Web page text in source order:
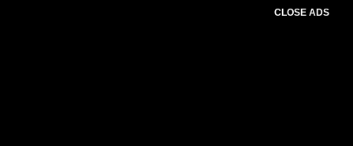
CLOSE ADS